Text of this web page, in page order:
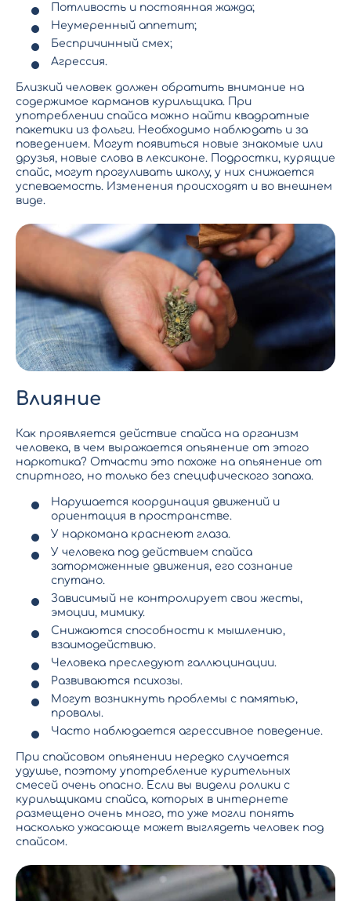
Потливость и постоянная жажда;
Неумеренный аппетит;
Беспричинный смех;
Агрессия.
Близкий человек должен обратить внимание на
содержимое карманов курильщика. При
употреблении спайса можно найти квадратные
пакетики из фольги. Необходимо наблюдать и за
поведением. Могут появиться новые знакомые или
друзья, новые слова в лексиконе. Подростки, курящие
спайс, могут прогуливать школу, у них снижается
успеваемость. Изменения происходят и во внешнем
виде.
Влияние
Как проявляется действие спайса на организм
человека, в чем выражается опьянение от этого
наркотика? Отчасти это похоже на опьянение от
спиртного, но только без специфического запаха.
Нарушается координация движений и
ориентация в пространстве.
У наркомана краснеют глаза.
У человека под действием спайса
заторможенные движения, его сознание
спутано.
Зависимый не контролирует свои жесты,
эмоции, мимику.
Снижаются способности к мышлению,
взаимодействию.
Человека преследуют галлюцинации.
Развиваются психозы.
Могут возникнуть проблемы с памятью,
провалы.
Часто наблюдается агрессивное поведение.
При спайсовом опьянении нередко случается
удушье, поэтому употребление курительных
смесей очень опасно. Если вы видели ролики с
курильщиками спайса, которых в интернете
размещено очень много, то уже могли понять
насколько ужасающе может выглядеть человек под
спайсом.